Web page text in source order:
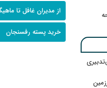
از مدیران غافل تا
خرید پسته رفسنجان